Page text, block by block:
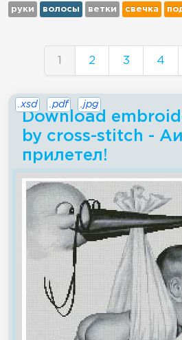
руки волосы ветки свечка
1 2 3 4
Download
by cross-stitch -
прилетел!
.xsd .pdf .jpg